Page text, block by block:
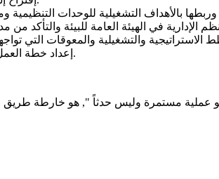
إعداد خطة العمل والميزانية السنوية لمكتب التخطيط الإستراتيجي.
مستمرة وليس حدثاً ", هو خارطة طريق لما تريد ان